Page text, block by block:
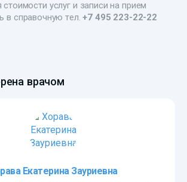
стоимости услуг и записи на прием
в справочную тел.+7 495 223-22-22
врачом
Екатерина Зауриевна